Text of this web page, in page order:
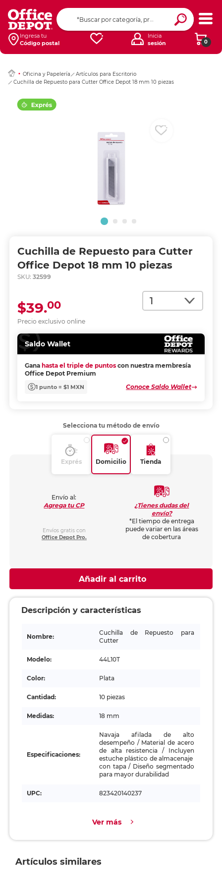
Ingresa tu
Código postal
0
Inicia
sesión
Oficina y Papelería
Artículos para Escritorio
Cuchilla de Repuesto para Cutter Office Depot 18 mm 10 piezas
Cuchilla de Repuesto para Cutter
Office Depot 18 mm 10 piezas
SKU: 32599
Cantidad
Precio exclusivo online
$39.00
Saldo Wallet
Gana hasta el triple de puntos con nuestra membresía
Office Depot Premium
1 punto = $1 MXN Conoce Saldo Wallet
Ingresar Codigo
Selecciona tu método de envío
Exprés Domicilio Tienda
Envío al:
Agrega tu CP
Envíos gratis con
Office Depot Pro.
¿Tienes dudas del
envío?
*El tiempo de entrega
puede variar en las áreas
de cobertura
Añadir al carrito
Descripción y características
Nombre:
Cuchilla de Repuesto para
Cutter
Modelo: 44L10T
Color: Plata
Cantidad: 10 piezas
Medidas: 18 mm
Especificaciones:
Navaja afilada de alto
desempeño / Material de acero
de alta resistencia / Incluyen
estuche plástico de almacenaje
con tapa / Diseño segmentado
para mayor durabilidad
UPC: 823420140237
Ver más
Artículos similares